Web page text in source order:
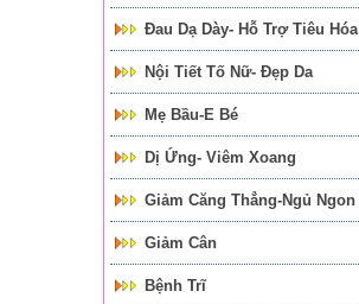
Đau Dạ Dày- Hỗ Trợ Tiêu Hóa
Nội Tiết Tố Nữ- Đẹp Da
Mẹ Bầu-E Bé
Dị Ứng- Viêm Xoang
Giảm Căng Thẳng-Ngủ Ngon
Giảm Cân
Bệnh Trĩ